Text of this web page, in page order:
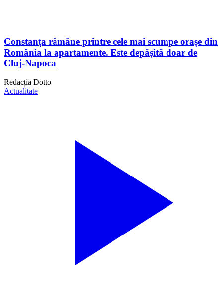
Constanța rămâne printre cele mai scumpe orașe din
România la apartamente. Este depășită doar de
Cluj-Napoca
Redacția Dotto
Actualitate